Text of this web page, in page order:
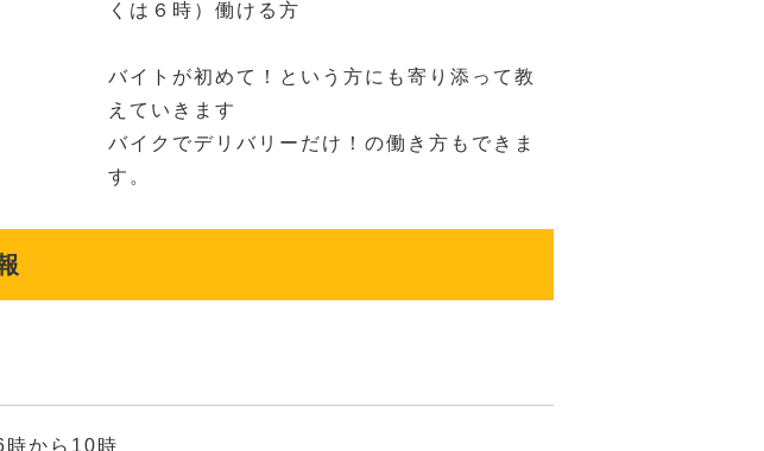
くは６時）働ける方
バイトが初めて！という方にも寄り添って教
えていきます
バイクでデリバリーだけ！の働き方もできま
す。
ら10時